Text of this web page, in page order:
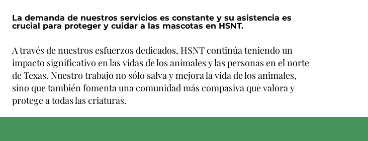
La demanda de nuestros servicios es constante y su asistencia es
crucial para proteger y cuidar a las mascotas en HSNT.
A través de nuestros esfuerzos dedicados, HSNT continúa teniendo un
impacto significativo en las vidas de los animales y las personas en el norte
de Texas. Nuestro trabajo no sólo salva y mejora la vida de los animales,
sino que también fomenta una comunidad más compasiva que valora y
protege a todas las criaturas.